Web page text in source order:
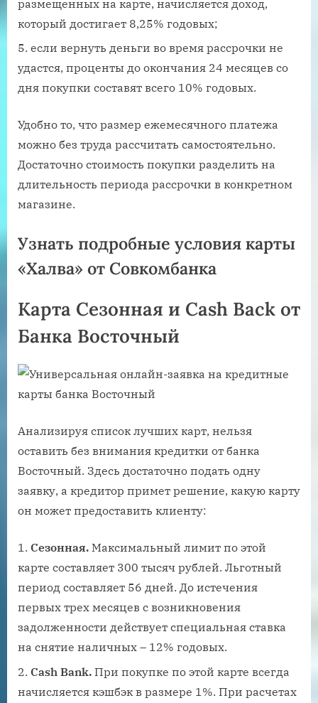
размещенных на карте, начисляется доход,
который достигает 8,25% годовых;
если вернуть деньги во время рассрочки не
удастся, проценты до окончания 24 месяцев со
дня покупки составят всего 10% годовых.
Удобно то, что размер ежемесячного платежа
можно без труда рассчитать самостоятельно.
Достаточно стоимость покупки разделить на
длительность периода рассрочки в конкретном
магазине.
Узнать подробные условия карты
«Халва» от Совкомбанка
Карта Сезонная и Cash Back от
Банка Восточный
Анализируя список лучших карт, нельзя
оставить без внимания кредитки от банка
Восточный. Здесь достаточно подать одну
заявку, а кредитор примет решение, какую карту
он может предоставить клиенту:
Сезонная. Максимальный лимит по этой
карте составляет 300 тысяч рублей. Льготный
период составляет 56 дней. До истечения
первых трех месяцев с возникновения
задолженности действует специальная ставка
на снятие наличных – 12% годовых.
Cash Bank. При покупке по этой карте всегда
начисляется кэшбэк в размере 1%. При расчетах